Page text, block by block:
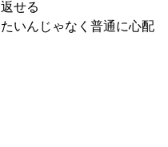
せる
いんじゃなく普通に心配